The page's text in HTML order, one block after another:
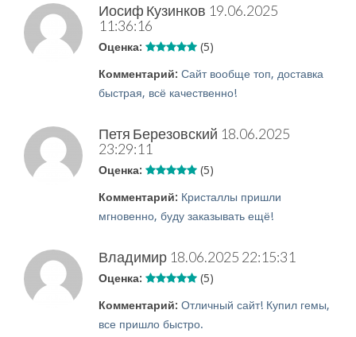
Иосиф Кузинков 19.06.2025
11:36:16
Оценка: (5)
Комментарий: Сайт вообще топ, доставка
быстрая, всё качественно!
Петя Березовский 18.06.2025
23:29:11
Оценка: (5)
Комментарий: Кристаллы пришли
мгновенно, буду заказывать ещё!
Владимир 18.06.2025 22:15:31
Оценка: (5)
Комментарий: Отличный сайт! Купил гемы,
все пришло быстро.